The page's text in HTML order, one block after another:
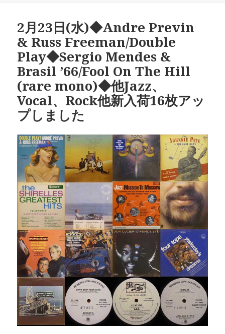
ー
2月23日(水)◆Andre Previn
& Russ Freeman/Double
Play◆Sergio Mendes &
Brasil ’66/Fool On The Hill
(rare mono)◆他Jazz、
Vocal、Rock他新入荷16枚アッ
プしました